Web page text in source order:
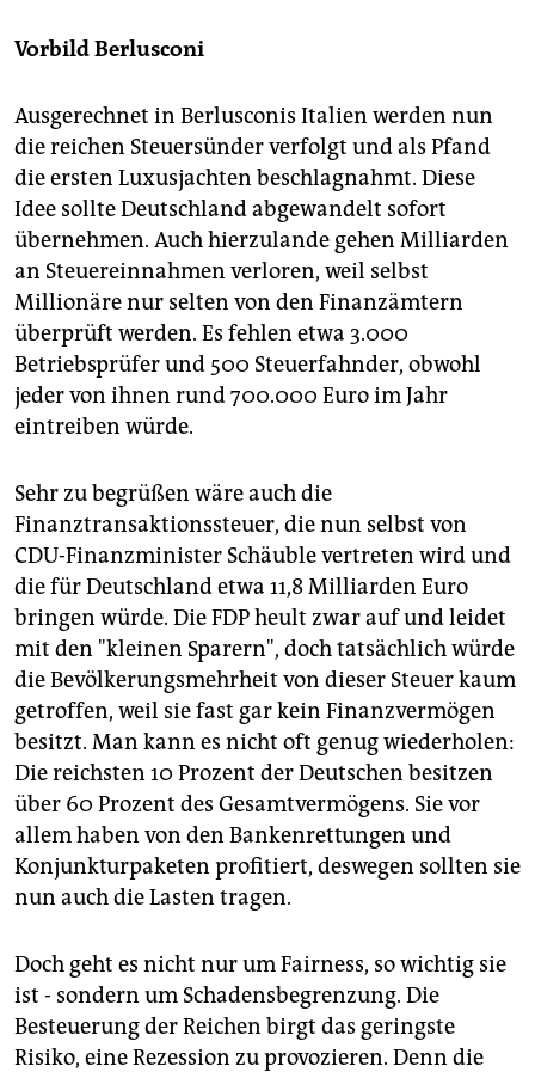
Vorbild Berlusconi
Ausgerechnet in Berlusconis Italien werden nun
die reichen Steuersünder verfolgt und als Pfand
die ersten Luxusjachten beschlagnahmt. Diese
Idee sollte Deutschland abgewandelt sofort
übernehmen. Auch hierzulande gehen Milliarden
an Steuereinnahmen verloren, weil selbst
Millionäre nur selten von den Finanzämtern
überprüft werden. Es fehlen etwa 3.000
Betriebsprüfer und 500 Steuerfahnder, obwohl
jeder von ihnen rund 700.000 Euro im Jahr
eintreiben würde.
Sehr zu begrüßen wäre auch die
Finanztransaktionssteuer, die nun selbst von
CDU-Finanzminister Schäuble vertreten wird und
die für Deutschland etwa 11,8 Milliarden Euro
bringen würde. Die FDP heult zwar auf und leidet
mit den "kleinen Sparern", doch tatsächlich würde
die Bevölkerungsmehrheit von dieser Steuer kaum
getroffen, weil sie fast gar kein Finanzvermögen
besitzt. Man kann es nicht oft genug wiederholen:
Die reichsten 10 Prozent der Deutschen besitzen
über 60 Prozent des Gesamtvermögens. Sie vor
allem haben von den Bankenrettungen und
Konjunkturpaketen profitiert, deswegen sollten sie
nun auch die Lasten tragen.
Doch geht es nicht nur um Fairness, so wichtig sie
ist - sondern um Schadensbegrenzung. Die
Besteuerung der Reichen birgt das geringste
Risiko, eine Rezession zu provozieren. Denn die